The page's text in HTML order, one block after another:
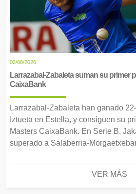
02/08/2026
Larrazabal-Zabaleta suman su primer
CaixaBank
Larrazabal-Zabaleta han ganado
Iztueta en Estella, y consiguen su
Masters CaixaBank. En Serie B,
superado a Salaberria-
VER MÁS